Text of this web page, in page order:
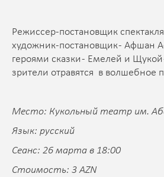
Режиссер-постановщик
художник-постановщик - Афшан
героями сказки - Емелей и
зрители отравятся в волшебное
Место: Кукольный театр им.
Язык: русский
Сеанс: 26 марта в 18:00
Стоимость: 3 AZN